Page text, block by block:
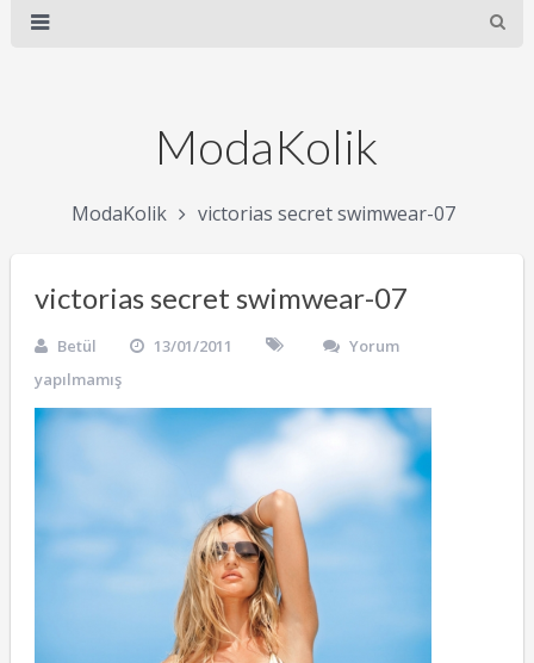
ModaKolik
ModaKolik victorias secret swimwear-07
victorias secret swimwear-07
Betül 13/01/2011
Yorum
yapılmamış